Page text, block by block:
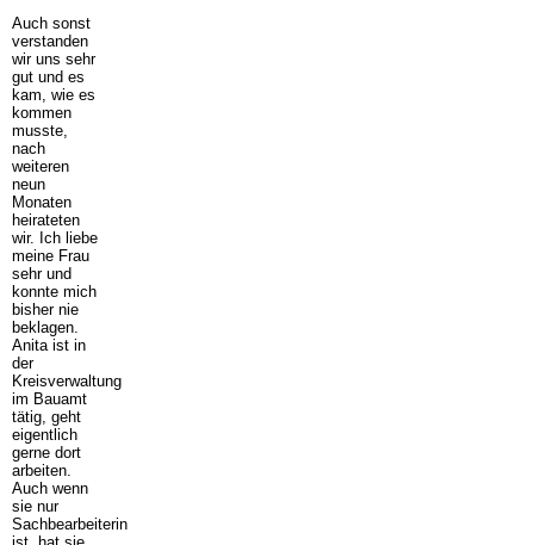
Auch sonst
verstanden
wir uns sehr
gut und es
kam, wie es
kommen
musste,
nach
weiteren
neun
Monaten
heirateten
wir. Ich liebe
meine Frau
sehr und
konnte mich
bisher nie
beklagen.
Anita ist in
der
Kreisverwaltung
im Bauamt
tätig, geht
eigentlich
gerne dort
arbeiten.
Auch wenn
sie nur
Sachbearbeiterin